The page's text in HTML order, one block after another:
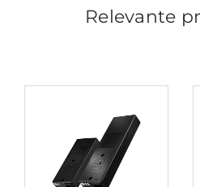
Relevante